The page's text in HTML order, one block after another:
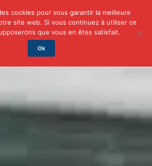
Business Famille Finance
cookies pour vous garantir la meilleure
site web. Si vous continuez à utiliser ce
que vous en êtes satisfait.
Ok